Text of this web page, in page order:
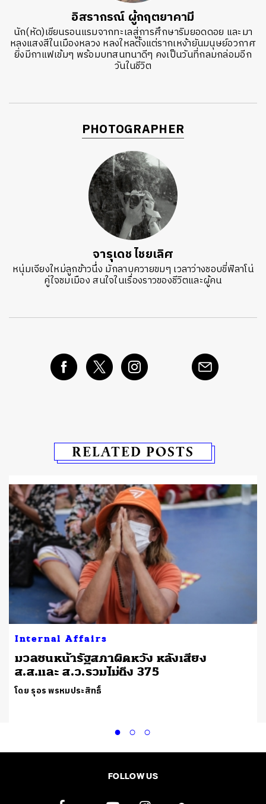
อิสรากรณ์ ผู้กฤตยาคามี
นัก(หัด)เขียนรอนแรมจากทะเลสู่การศึกษาริมยอดดอย และมา
หลงแสงสีในเมืองหลวง หลงใหลตั้งแต่รากเหง้ายันมนุษย์อวกาศ
ยิ่งมีกาแฟเข้มๆ พร้อมบทสนทนาดีๆ คงเป็นวันที่กลมกล่อมอีก
วันในชีวิต
PHOTOGRAPHER
จารุเดช ไชยเลิศ
หนุ่มเจียงใหม่ลูกข้าวนึ่ง มักลาบควายขมๆ เวลาว่างชอบขี่ฟิลาโน่
คู่ใจชมเมือง สนใจในเรื่องราวของชีวิตและผู้คน
RELATED POSTS
Internal Affairs
มวลชนหน้ารัฐสภาผิดหวัง หลังเสียง
ส.ส.และ ส.ว.รวมไม่ถึง 375
โดย รุอร พรหมประสิทธิ์
FOLLOW US